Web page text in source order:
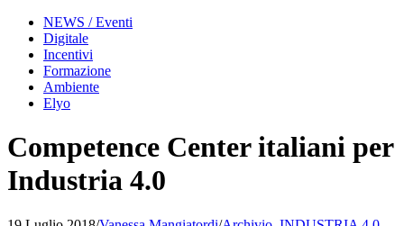
NEWS / Eventi
Digitale
Incentivi
Formazione
Ambiente
Elyo
Competence Center italiani per
Industria 4.0